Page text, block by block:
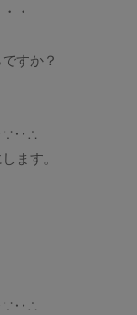
・
すか？
ます。